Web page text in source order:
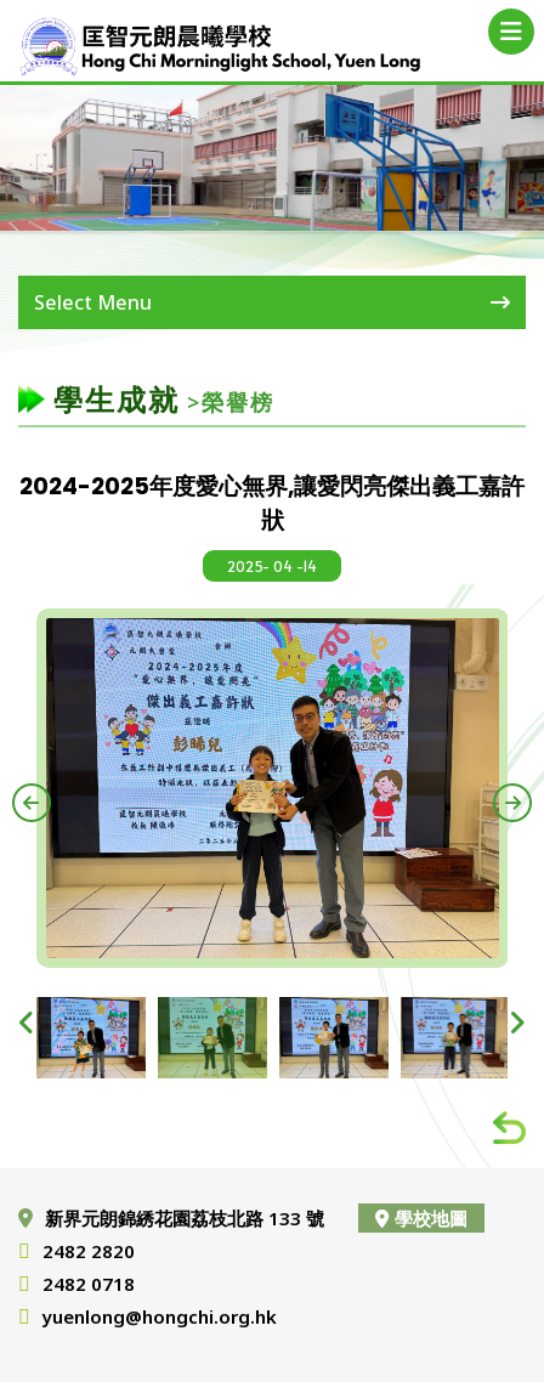
Select Menu
學生成就 >榮譽榜
2024-2025年度愛心無界,讓愛閃亮傑出義工嘉許
狀
2025- 04 -14
新界元朗錦綉花園荔枝北路 133 號
學校地圖
2482 2820
2482 0718
yuenlong@hongchi.org.hk